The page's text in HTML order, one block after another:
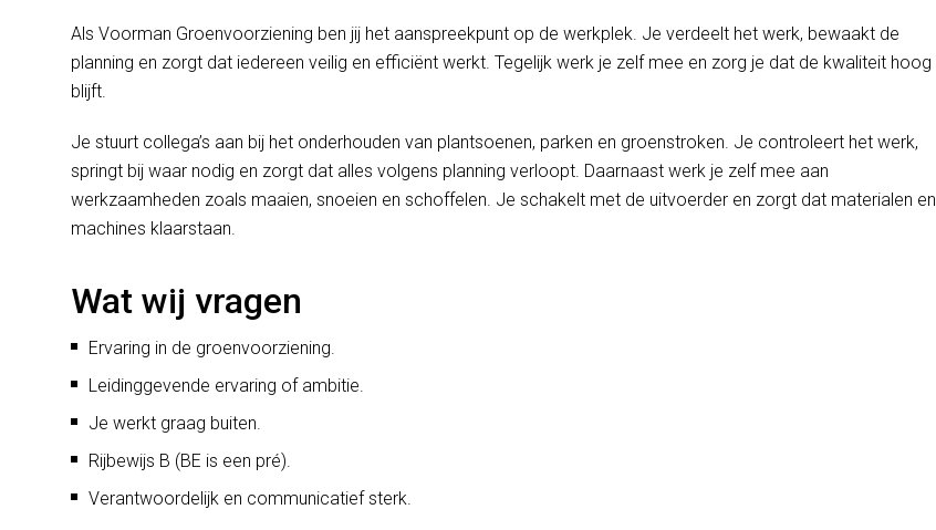
Als Voorman Groenvoorziening ben jij het aanspreekpunt op de werkplek. Je verdeelt het werk, bewaakt de
planning en zorgt dat iedereen veilig en efficiënt werkt. Tegelijk werk je zelf mee en zorg je dat de kwaliteit hoog
blijft.
Je stuurt collega’s aan bij het onderhouden van plantsoenen, parken en groenstroken. Je controleert het werk,
springt bij waar nodig en zorgt dat alles volgens planning verloopt. Daarnaast werk je zelf mee aan
werkzaamheden zoals maaien, snoeien en schoffelen. Je schakelt met de uitvoerder en zorgt dat materialen en
machines klaarstaan.
Wat wij vragen
Ervaring in de groenvoorziening.
Leidinggevende ervaring of ambitie.
Je werkt graag buiten.
Rijbewijs B (BE is een pré).
Verantwoordelijk en communicatief sterk.